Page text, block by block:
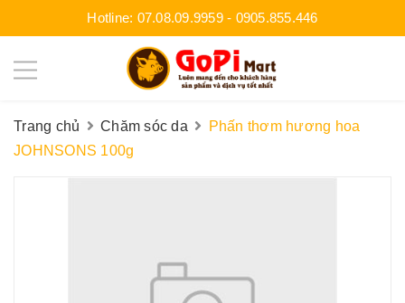
Hotline: 07.08.09.9959- 0905.855.446
Trang chủ Chăm sóc da
Phấn thơm hương hoa
JOHNSONS 100g